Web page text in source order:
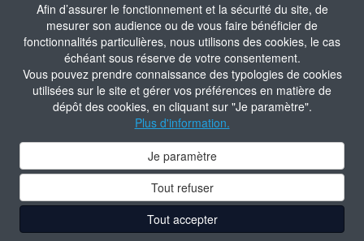
Afin d’assurer le fonctionnement et la sécurité du site, de
mesurer son audience ou de vous faire bénéficier de
fonctionnalités particulières, nous utilisons des cookies, le cas
échéant sous réserve de votre consentement.
Vous pouvez prendre connaissance des typologies de cookies
utilisées sur le site et gérer vos préférences en matière de
dépôt des cookies, en cliquant sur "Je paramètre".
Plus d'information.
Je paramètre
Tout refuser
Tout accepter